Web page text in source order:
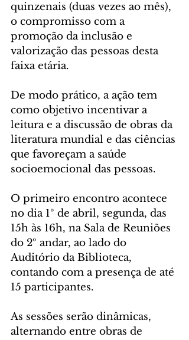
quinzenais (duas vezes ao mês),
o compromisso com a
promoção da inclusão e
valorização das pessoas desta
faixa etária.
De modo prático, a ação tem
como objetivo incentivar a
leitura e a discussão de obras da
literatura mundial e das ciências
que favoreçam a saúde
socioemocional das pessoas.
O primeiro encontro acontece
no dia 1º de abril, segunda, das
15h às 16h, na Sala de Reuniões
do 2º andar, ao lado do
Auditório da Biblioteca,
contando com a presença de até
15 participantes.
As sessões serão dinâmicas,
alternando entre obras de